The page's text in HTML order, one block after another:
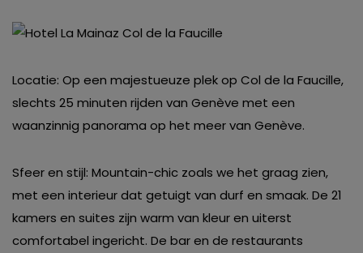
Locatie: Op een majestueuze plek op Col de la Faucille,
slechts 25 minuten rijden van Genève met een
waanzinnig panorama op het meer van Genève.
Sfeer en stijl: Mountain-chic zoals we het graag zien,
met een interieur dat getuigt van durf en smaak. De 21
kamers en suites zijn warm van kleur en uiterst
comfortabel ingericht. De bar en de restaurants